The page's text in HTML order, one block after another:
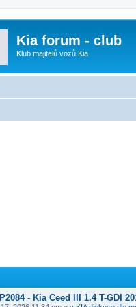
Kia forum - club
Klub majitelů vozů Kia
- Kia Ceed III 1.4 T-GDI